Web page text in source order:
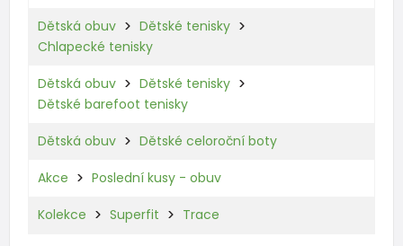
Dětská obuv
Dětské tenisky
Chlapecké tenisky
Dětská obuv
Dětské tenisky
Dětské barefoot tenisky
Dětská obuv Dětské celoroční boty
Akce Poslední kusy - obuv
Kolekce Superfit Trace